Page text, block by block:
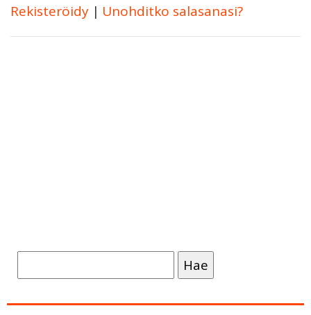
Rekisteröidy | Unohditko salasanasi?